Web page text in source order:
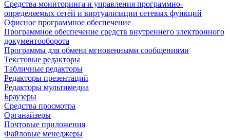
Средства мониторинга и управления программно-
определяемых сетей и виртуализации сетевых функций
Офисное программное обеспечение
Программное обеспечение средств внутреннего электронного
документооборота
Программы для обмена мгновенными сообщениями
Текстовые редакторы
Табличные редакторы
Редакторы презентаций
Редакторы мультимедиа
Браузеры
Средства просмотра
Органайзеры
Почтовые приложения
Файловые менеджеры